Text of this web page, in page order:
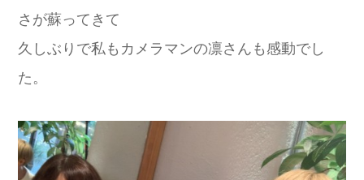
さが蘇ってきて
久しぶりで私もカメラマンの凛さんも感動でし
た。